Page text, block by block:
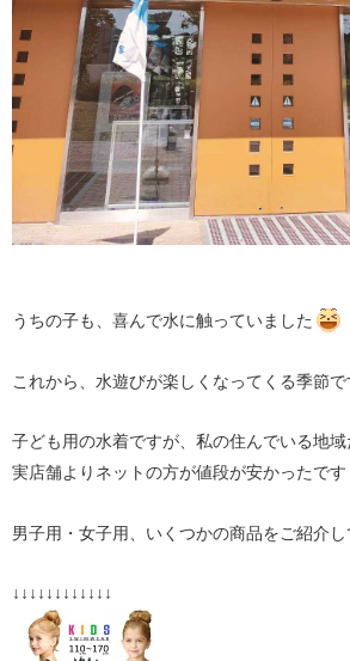
うちの子も、喜んで水に触っていました
これから、水遊びが楽しくなってくる季節で
子ども用の水着ですが、私の住んでいる地域
実店舗よりネットの方が値段が安かったです
男子用・女子用、いくつかの商品をご紹介
↓↓↓↓↓↓↓↓↓↓↓↓